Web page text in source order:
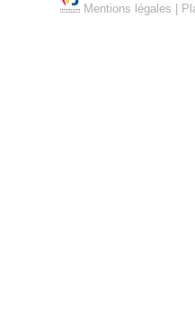
Mentions légales